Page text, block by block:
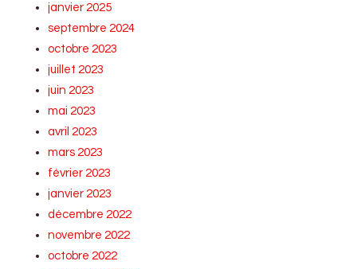
janvier 2025
septembre 2024
octobre 2023
juillet 2023
juin 2023
mai 2023
avril 2023
mars 2023
février 2023
janvier 2023
décembre 2022
novembre 2022
octobre 2022